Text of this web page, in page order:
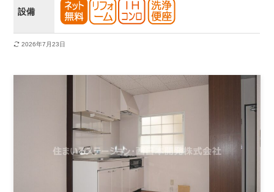
設備
2026年7月23日